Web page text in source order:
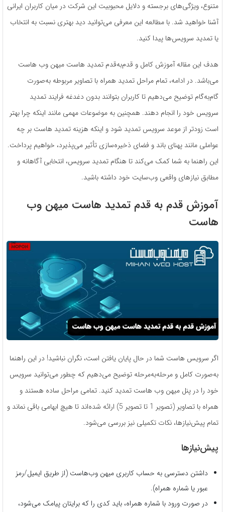
متنوع، ویژگی‌های برجسته و دلایل محبوبیت این شرکت در میان کاربران ایرانی
آشنا خواهید شد. با مطالعه این معرفی می‌توانید دید بهتری نسبت به انتخاب
یا تمدید سرویس‌ها پیدا کنید.
هدف این مقاله آموزش کامل و قدم‌به‌قدم تمدید هاست میهن وب هاست
می‌باشد. در ادامه، تمام مراحل تمدید همراه با تصاویر مربوطه به‌صورت
گام‌به‌گام توضیح می‌دهیم تا کاربران بتوانند بدون دغدغه فرایند تمدید
سرویس خود را انجام دهند. همچنین به موضوعات مهمی مانند اینکه چرا بهتر
است زودتر از موعد سرویس تمدید شود و اینکه هزینه تمدید هاست بر چه
عواملی مانند پهنای باند و فضای ذخیره‌سازی تأثیر می‌پذیرد، خواهیم پرداخت.
این راهنما به شما کمک می‌کند تا هنگام تمدید سرویس، انتخابی آگاهانه و
مطابق نیازهای واقعی وب‌سایت خود داشته باشید.
آموزش قدم به قدم تمدید هاست میهن وب
هاست
اگر سرویس هاست شما در حال پایان یافتن است، نگران نباشید! در این راهنما
به‌صورت کامل و مرحله‌به‌مرحله توضیح می‌دهیم که چطور می‌توانید سرویس
خود را در پنل میهن وب هاست تمدید کنید. تمامی مراحل ساده هستند و
همراه با تصاویر (تصویر 1 تا تصویر 5) ارائه شده‌اند تا هیچ ابهامی باقی نماند و
تمام پیش‌نیازها، نکات تکمیلی نیز بررسی می‌شود.
پیش‌نیازها
داشتن دسترسی به حساب کاربری میهن وب‌هاست (از طریق ایمیل/رمز
عبور یا شماره همراه).
در صورت ورود با شماره همراه، باید کدی را که برایتان پیامک می‌شود،